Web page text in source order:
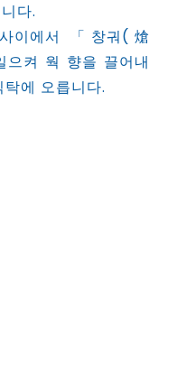
다.
이에서 「창궈(熗
켜 웍 향을 끌어내
에 오릅니다.